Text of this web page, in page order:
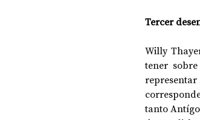
Tercer
Willy
tener
tanto